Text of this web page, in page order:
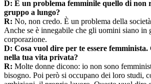
D: È un problema femminile quello di non
gruppo a lungo?
R: No, non credo. È un problema della
Anche se è innegabile che gli uomini siano in
corporazione.
D: Cosa vuol dire per te essere femminista.
nella tua vita privata?
R: Molte donne dicono: io non sono
bisogno. Poi però si occupano dei loro studi,